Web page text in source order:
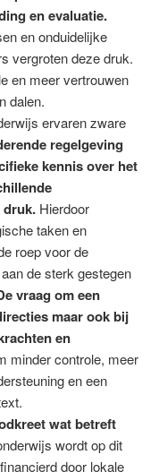
en evaluatie.
en onduidelijke
vergroten deze druk.
en meer vertrouwen
dalen.
ervaren zware
regelgeving
kennis over het
druk. Hierdoor
taken en
roep voor de
de sterk gestegen
vraag om een
maar ook bij
en
minder controle, meer
en een
wat betreft
wordt op dit
door lokale